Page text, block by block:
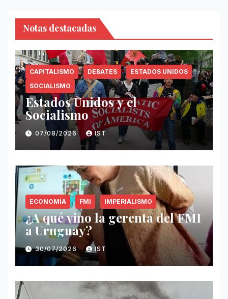
Notas destacadas
CAPITALISMO DEBATES
ESTADOS UNIDOS
SOCIALISMO
Estados Unidos y el
Socialismo
07/08/2026 IST
ECONOMÍA FMI IMPERIALISMO
¿A qué vino la gerenta del FMI
a Uruguay?
30/07/2026 IST